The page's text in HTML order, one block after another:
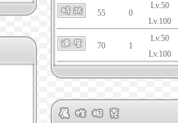
55 0
Lv.50
Lv.100
70 1
Lv.50
Lv.100